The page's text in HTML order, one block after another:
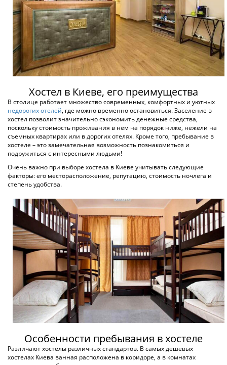
Киев, Антоновича
4 км. до центра города
от 250 грн ПОДРОБНЕЕ
ХОСТЕЛ ARTEM
по 13 оценкам
Киев, ул. Сечевых Стрельцов
2 км. до центра города
от 250 грн ПОДРОБНЕЕ
ХОСТЕЛ КИЕВ № 1
Киев, Здолбуновская
8 км. до центра города
от 250 грн ПОДРОБНЕЕ
ХОСТЕЛ М.ВОКЗАЛЬНАЯ
по 2 оценкам
Киев, Гоголевская
2 км. до центра города
от 250 грн ПОДРОБНЕЕ